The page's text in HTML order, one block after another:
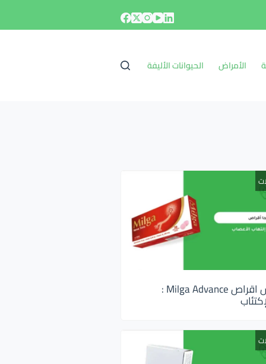
الأمراض الحيوانات الأليفة
ميلجا ادفانس اقراص Milga Advance :